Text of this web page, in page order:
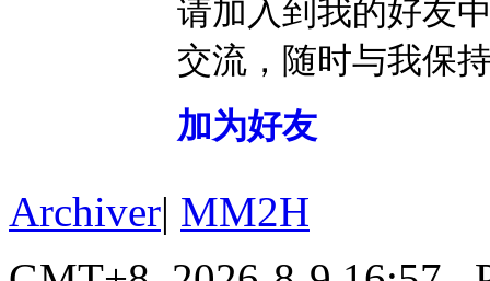
请加入到我的好友
交流，随时与我保
加为好友
Archiver| MM2H